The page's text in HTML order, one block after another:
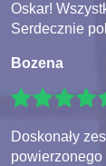
Oskar!
Serdecznie
Bozena
Doskonały
powierzonego